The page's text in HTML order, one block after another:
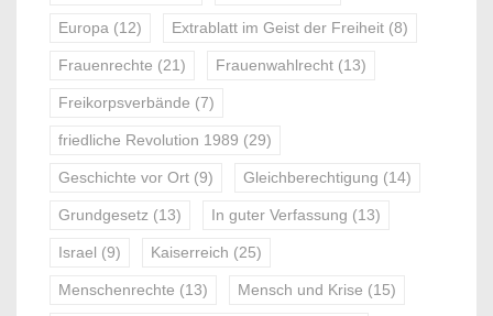
Europa (12) Extrablatt im Geist der Freiheit (8)
Frauenrechte (21) Frauenwahlrecht (13)
Freikorpsverbände (7)
friedliche Revolution 1989 (29)
Geschichte vor Ort (9) Gleichberechtigung (14)
Grundgesetz (13) In guter Verfassung (13)
Israel (9) Kaiserreich (25)
Menschenrechte (13) Mensch und Krise (15)